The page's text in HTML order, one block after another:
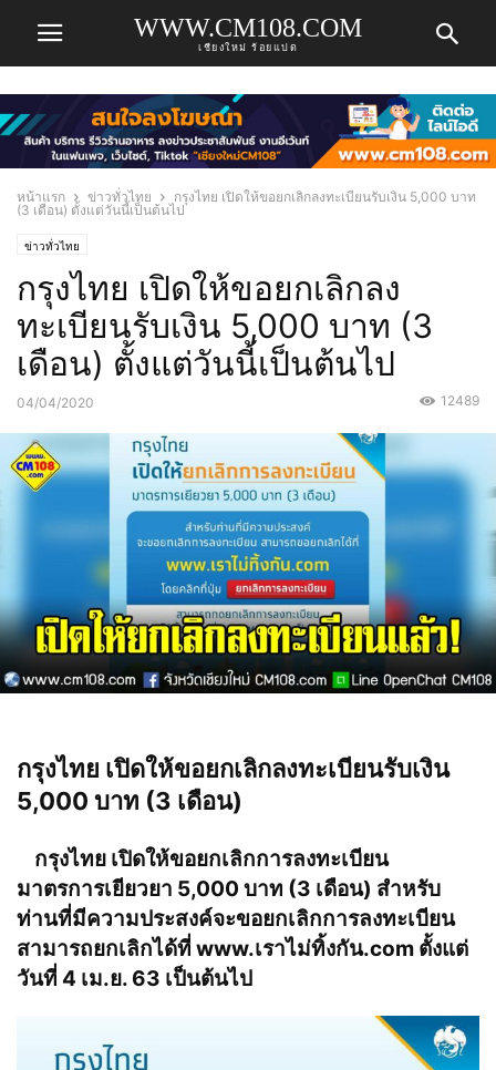
WWW.CM108.COM
เชียงใหม่ ร้อยแปด
หน้าแรก ข่าวทั่วไทย
กรุงไทย เปิดให้ขอยกเลิกลงทะเบียนรับเงิน 5,000 บาท
(3 เดือน) ตั้งแต่วันนี้เป็นต้นไป
ข่าวทั่วไทย
กรุงไทย เปิดให้ขอยกเลิกลง
ทะเบียนรับเงิน 5,000 บาท (3
เดือน) ตั้งแต่วันนี้เป็นต้นไป
04/04/2020 12489
กรุงไทย เปิดให้ขอยกเลิกลงทะเบียนรับเงิน
5,000 บาท (3 เดือน)
กรุงไทย เปิดให้ขอยกเลิกการลงทะเบียน
มาตรการเยียวยา 5,000 บาท (3 เดือน) สำหรับ
ท่านที่มีความประสงค์จะขอยกเลิกการลงทะเบียน
สามารถยกเลิกได้ที่www.เราไม่ทิ้งกัน.com ตั้งแต่
วันที่ 4 เม.ย. 63 เป็นต้นไป